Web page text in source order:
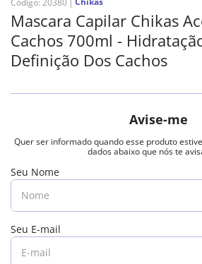
Mascara Capilar Chikas
Cachos 700ml -
Definição Dos Cachos